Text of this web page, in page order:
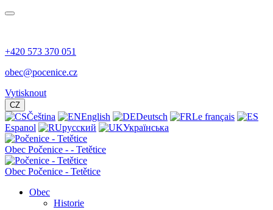
+420 573 370 051
obec@pocenice.cz
Vytisknout
CZ
Čeština English Deutsch
Le français
Espanol
русский Українська
Obec Počenice - - Tetětice
Obec Počenice - Tetětice
Obec
Historie